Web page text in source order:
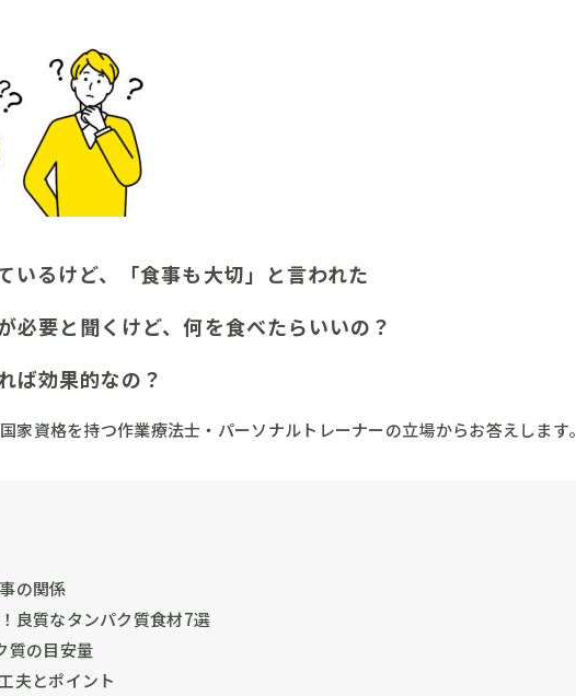
いるけど、「食事も大切」と言われた
必要と聞くけど、何を食べたらいいの？
ば効果的なの？
家資格を持つ作業療法士・パーソナルトレーナーの立場からお答えします。
の関係
良質なタンパク質食材7選
質の目安量
夫とポイント